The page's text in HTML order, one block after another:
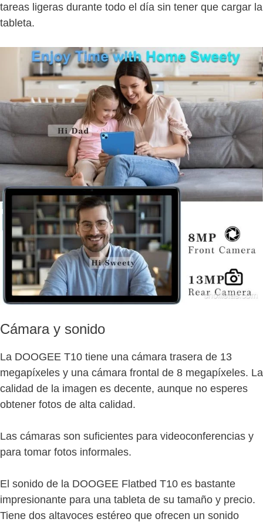
tareas ligeras durante todo el día sin tener que cargar la
tableta.
Cámara y sonido
La DOOGEE T10 tiene una cámara trasera de 13
megapíxeles y una cámara frontal de 8 megapíxeles. La
calidad de la imagen es decente, aunque no esperes
obtener fotos de alta calidad.
Las cámaras son suficientes para videoconferencias y
para tomar fotos informales.
El sonido de la DOOGEE Flatbed T10 es bastante
impresionante para una tableta de su tamaño y precio.
Tiene dos altavoces estéreo que ofrecen un sonido